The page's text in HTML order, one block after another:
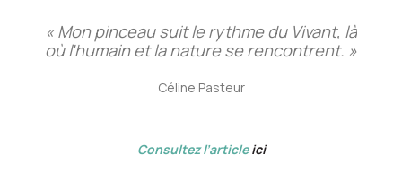
« Mon pinceau suit le rythme du Vivant, là
où l'humain et la nature se rencontrent. »
Céline Pasteur
Consultez l’articleici